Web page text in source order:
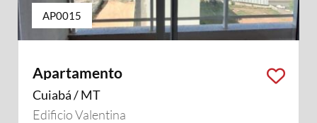
AP0015
Apartamento
Cuiabá / MT
Edificio Valentina